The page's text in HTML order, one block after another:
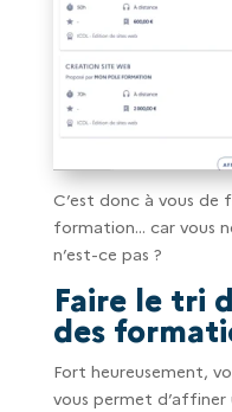
C’est donc à vous de
formation… car vous
n’est-ce pas ?
Faire le tri
des
Fort heureusement,
vous permet d’affiner